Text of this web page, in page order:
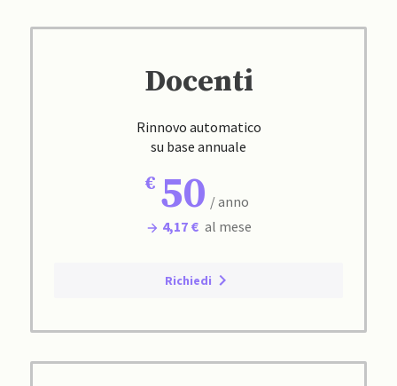
Docenti
Rinnovo automatico
su base annuale
50 / anno
4,17 € al mese
Richiedi